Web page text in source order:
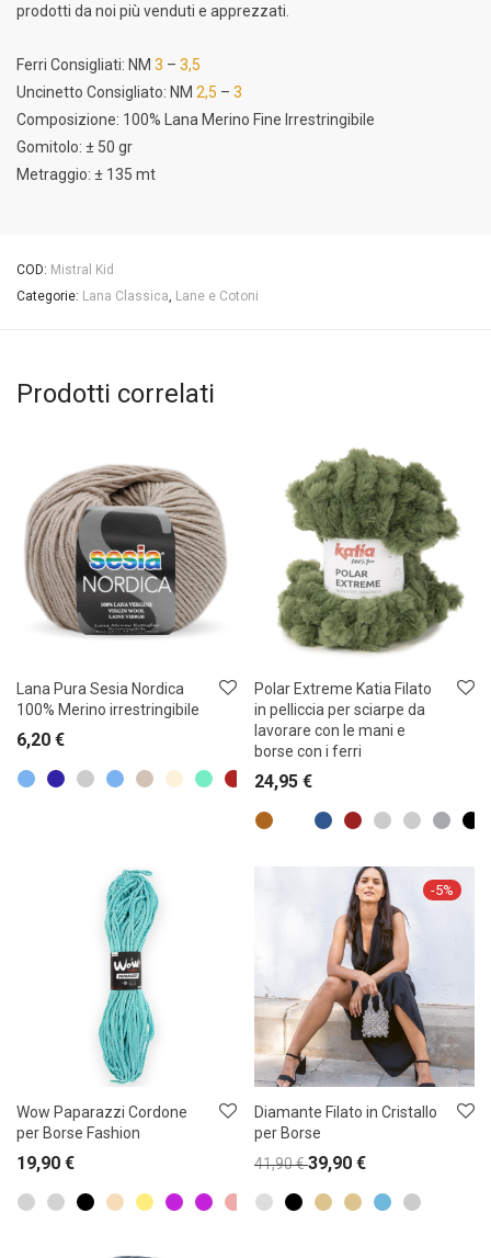
prodotti da noi più venduti e apprezzati.
Ferri Consigliati: NM 3 – 3,5
Uncinetto Consigliato: NM 2,5 – 3
Composizione: 100% Lana Merino Fine Irrestringibile
Gomitolo: ± 50 gr
Metraggio: ± 135 mt
COD: Mistral Kid
Categorie: Lana Classica Lane e Cotoni
Prodotti correlati
Lana Pura Sesia Nordica
100% Merino irrestringibile
6,20 €
Polar Extreme Katia Filato
in pelliccia per sciarpe da
lavorare con le mani e
borse con i ferri
24,95 €
Wow Paparazzi Cordone
per Borse Fashion
19,90 €
-5%
Diamante Filato in Cristallo
per Borse
41,90€39,90 €